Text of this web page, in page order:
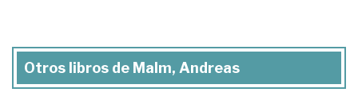
Otros libros de Malm, Andreas